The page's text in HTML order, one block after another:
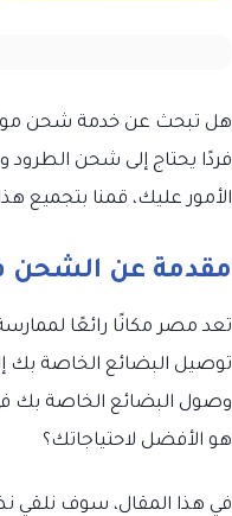
هل تبحث عن خدمة شحن
فردًا يحتاج إلى شحن
الأمور عليك، قمنا بتجميع
مقدمة عن الشحن
تعد مصر مكانًا رائعًا
توصيل البضائع الخاصة بك
وصول البضائع الخاصة بك
هو الأفضل لاحتياجاتك؟
في هذا المقال، سوف